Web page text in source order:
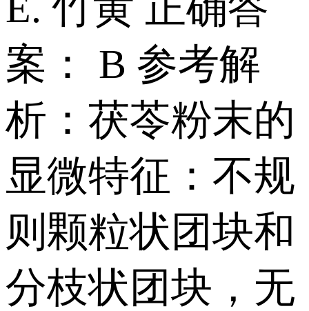
案： B 参考解
析：茯苓粉末的
显微特征：不规
则颗粒状团块和
分枝状团块，无